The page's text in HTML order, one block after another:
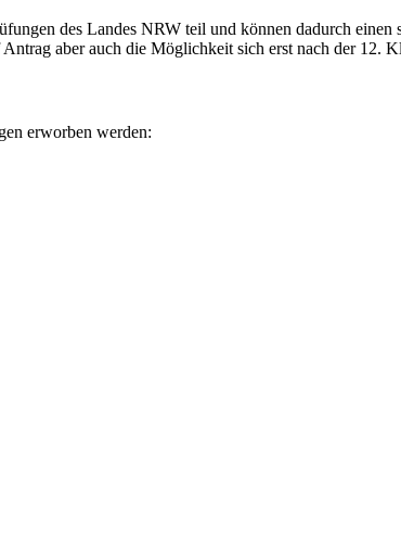
des Landes NRW teil und können dadurch
aber auch die Möglichkeit sich erst nach der 12.
erworben werden: